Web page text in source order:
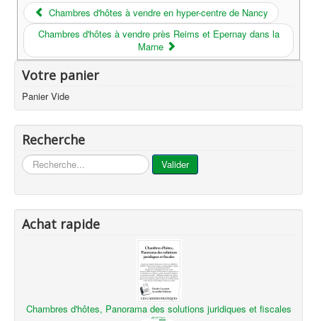
Chambres d'hôtes à vendre en hyper-centre de Nancy
Chambres d'hôtes à vendre près Reims et Epernay dans la
Marne
Votre panier
Panier Vide
Recherche
... Valider
Achat rapide
Chambres d'hôtes, Panorama des solutions juridiques et fiscales